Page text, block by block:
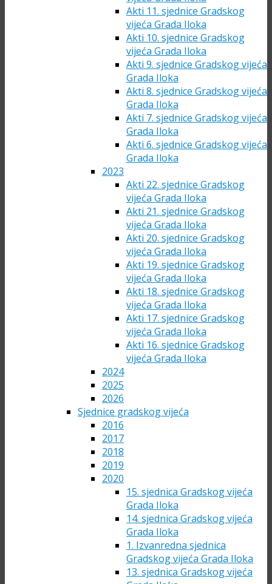
Akti 11. sjednice Gradskog
vijeća Grada Iloka
Akti 10. sjednice Gradskog
vijeća Grada Iloka
Akti 9. sjednice Gradskog vijeća
Grada Iloka
Akti 8. sjednice Gradskog vijeća
Grada Iloka
Akti 7. sjednice Gradskog vijeća
Grada Iloka
Akti 6. sjednice Gradskog vijeća
Grada Iloka
2023
Akti 22. sjednice Gradskog
vijeća Grada Iloka
Akti 21. sjednice Gradskog
vijeća Grada Iloka
Akti 20. sjednice Gradskog
vijeća Grada Iloka
Akti 19. sjednice Gradskog
vijeća Grada Iloka
Akti 18. sjednice Gradskog
vijeća Grada Iloka
Akti 17. sjednice Gradskog
vijeća Grada Iloka
Akti 16. sjednice Gradskog
vijeća Grada Iloka
2024
2025
2026
Sjednice gradskog vijeća
2016
2017
2018
2019
2020
15. sjednica Gradskog vijeća
Grada Iloka
14. sjednica Gradskog vijeća
Grada Iloka
1. Izvanredna sjednica
Gradskog vijeća Grada Iloka
13. sjednica Gradskog vijeća